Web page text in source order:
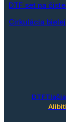
DTF set na
Cirkulácia